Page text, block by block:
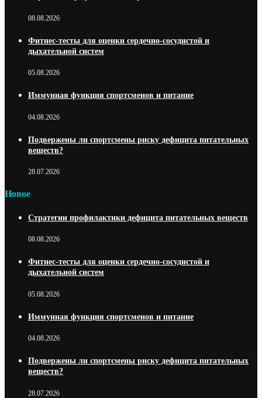
08.08.2026
Фитнес-тесты для оценки сердечно-сосудистой и
дыхательной систем
05.08.2026
Иммунная функция спортсменов и питание
04.08.2026
Подвержены ли спортсмены риску дефицита питательных
веществ?
28.07.2026
Новое
Стратегии профилактики дефицита питательных веществ
08.08.2026
Фитнес-тесты для оценки сердечно-сосудистой и
дыхательной систем
05.08.2026
Иммунная функция спортсменов и питание
04.08.2026
Подвержены ли спортсмены риску дефицита питательных
веществ?
28.07.2026